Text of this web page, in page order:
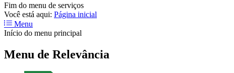
Fim do menu de serviços
Você está aqui: Página inicial
Menu
Início do menu principal
Menu de Relevância